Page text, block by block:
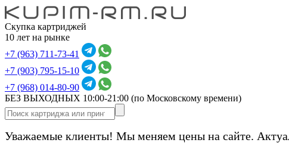
Скупка картриджей
10 лет на рынке
+7 (963) 711-73-41
+7 (903) 795-15-10
+7 (968) 014-80-90
БЕЗ ВЫХОДНЫХ 10:00-21:00 (по Московскому времени)
Уважаемые клиенты! Мы меняем цены на сайте.